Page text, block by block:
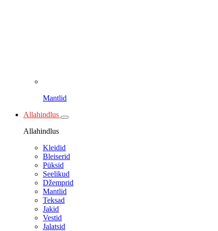
Mantlid
Allahindlus
Allahindlus
Kleidid
Bleiserid
Püksid
Seelikud
Džemprid
Mantlid
Teksad
Jakid
Vestid
Jalatsid